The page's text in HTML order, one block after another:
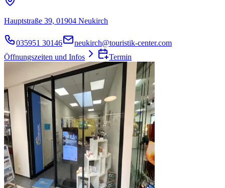
Hauptstraße 39, 01904 Neukirch
035951 30146
neukirch@touristik-center.com
Öffnungszeiten und Infos
Termin